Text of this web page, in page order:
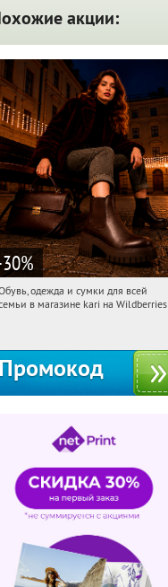
акции:
%
18:17:44
Получи первым!
одежда и сумки для всей
в магазине kari на Wildberries